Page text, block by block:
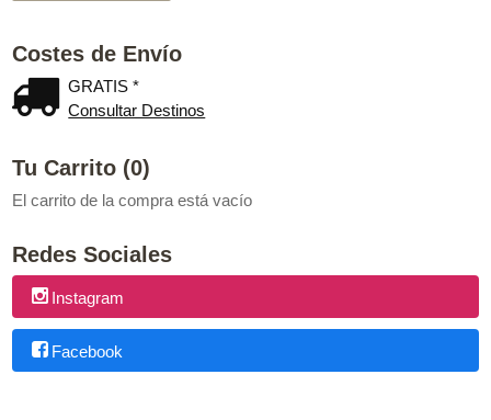
Costes de Envío
GRATIS *
Consultar Destinos
Tu Carrito (0)
El carrito de la compra está vacío
Redes Sociales
Instagram
Facebook